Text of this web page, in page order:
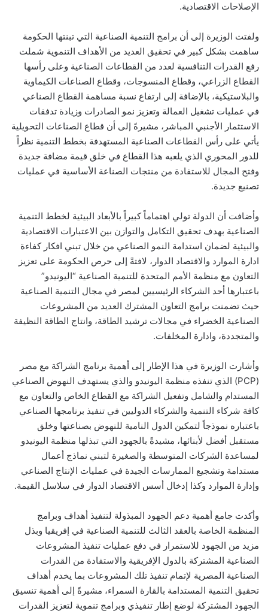
الإصلاحات الاقتصادية.
ولفتت الوزيرة إلى أن برامج التنمية الصناعية التي تبنتها الحكومة
ساهمت بشكل كبير في تحقيق العديد من الأهداف التنموية شملت
رفع القدرات التنافسية لعدد من القطاعات الصناعية وعلى رأسها
القطاع الزراعي، وقطاع المنسوجات، وقطاع الصناعات الكيماوية
والبلاستيكية، بالإضافة إلى ارتفاع نسبة مساهمة القطاع الصناعي
في عمليات تشغيل العمالة وتعزيز نمو الصادرات وزيادة تدفقات
الاستثمار الأجنبي المباشر، مشيرةً إلى أن قطاع الصناعات التحويلية
يأتي على رأس القطاعات الصناعية المستهدفة بخطط التنمية نظراً
للدور المحوري الذي يلعبه هذا القطاع في خلق قيمة مضافة جديدة
وفتح المجال للاستفادة من منتجات الصناعة الأساسية في عمليات
تصنيع جديدة.
وأضافت أن الدولة تولي اهتماماً كبيراً بالأبعاد البيئية لخطط التنمية
الصناعية بهدف تحقيق التكامل والتوازن بين الاعتبارات الاقتصادية
والبيئية لضمان استدامة النمو الصناعي من خلال تبني افكار كفاءة
ادارة الموارد والاقتصاد الدوار، لافتةً إلى حرص الحكومة على تعزيز
التعاون مع منظمة الأمم المتحدة للتنمية الصناعية “اليونيدو”
باعتبارها أحد الشركاء الرئيسيين لمصر في مجال التنمية الصناعية
حيث تضمنت برامج التعاون المشترك العديد من المشروعات
الصناعية الخضراء في مجالات ترشيد الطاقة، وانتاج الطاقة النظيفة
والمتجددة، وادارة المخلفات.
وأشارت الوزيرة في هذا الإطار إلى أهمية برنامج الشراكة مع مصر
(PCP) الذي تنفذه منظمة اليونيدو والذي يستهدف النهوض الصناعي
المستدام والشامل وتفعيل الشراكة مع القطاع الخاص والتعاون مع
كافة شركاء التنمية والشركاء الدوليين في تنفيذ برنامجها الصناعي
باعتباره نموذجاً لتمكين الدول النامية للنهوض بصناعتها وخلق
مستقبل أفضل لأبنائها، مشيدةً بالجهود التي تبذلها منظمة اليونيدو
لمساعدة الشركات المتوسطة والصغيرة لتبني نماذج أعمال
مستدامة وتشجيع الممارسات الجيدة في عمليات الإنتاج الصناعي
وإدارة الموارد وكذا إدخال أسس الاقتصاد الدوار في سلاسل القيمة.
وأكدت جامع أهمية دعم الجهود المبذولة لتنفيذ أهداف وبرامج
المنظمة الخاصة بالعقد الثالث للتنمية الصناعية في إفريقيا وبذل
مزيد من الجهود للاستمرار في دفع عمليات تنفيذ المشروعات
الصناعية المشتركة بالدول الإفريقية والاستفادة من القدرات
الصناعية المصرية لإتمام تنفيذ تلك المشروعات بما يخدم أهداف
تحقيق التنمية المستدامة بالقارة السمراء، مشيرةً إلى أهمية تنسيق
الجهود المشتركة لوضع إطار تنفيذي وبرامج تنموية لتعزيز القدرات